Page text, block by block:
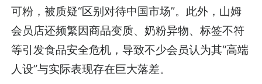
可粉，被质疑“区别对待中国市场”。此外，山姆
会员店还频繁因商品变质、奶粉异物、标签不符
等引发食品安全危机，导致不少会员认为其“高端
人设”与实际表现存在巨大落差。